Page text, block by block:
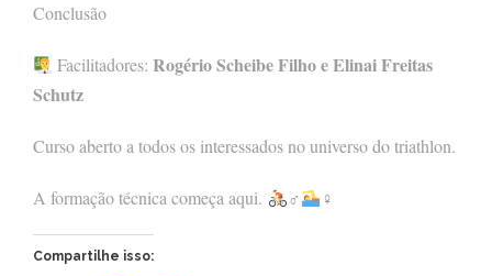
Conclusão
Facilitadores: Rogério Scheibe Filho e Elinai Freitas
Schutz
Curso aberto a todos os interessados no universo do triathlon.
A formação técnica começa aqui. ‍♂ ‍♀
Compartilhe isso: